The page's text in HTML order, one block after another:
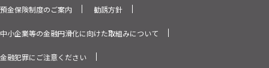
預金保険制度のご案内 勧誘方針
中小企業等の金融円滑化に向けた取組みについて
金融犯罪にご注意ください